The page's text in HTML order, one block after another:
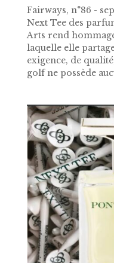
Fairways, n°86 -
Next Tee des
Arts rend
laquelle elle
exigence, de
golf ne possède